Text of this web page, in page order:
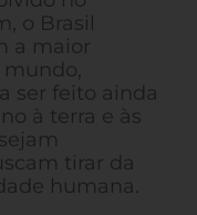
o Brasil
a maior
ser feito ainda
à terra e às
tirar da
humana.